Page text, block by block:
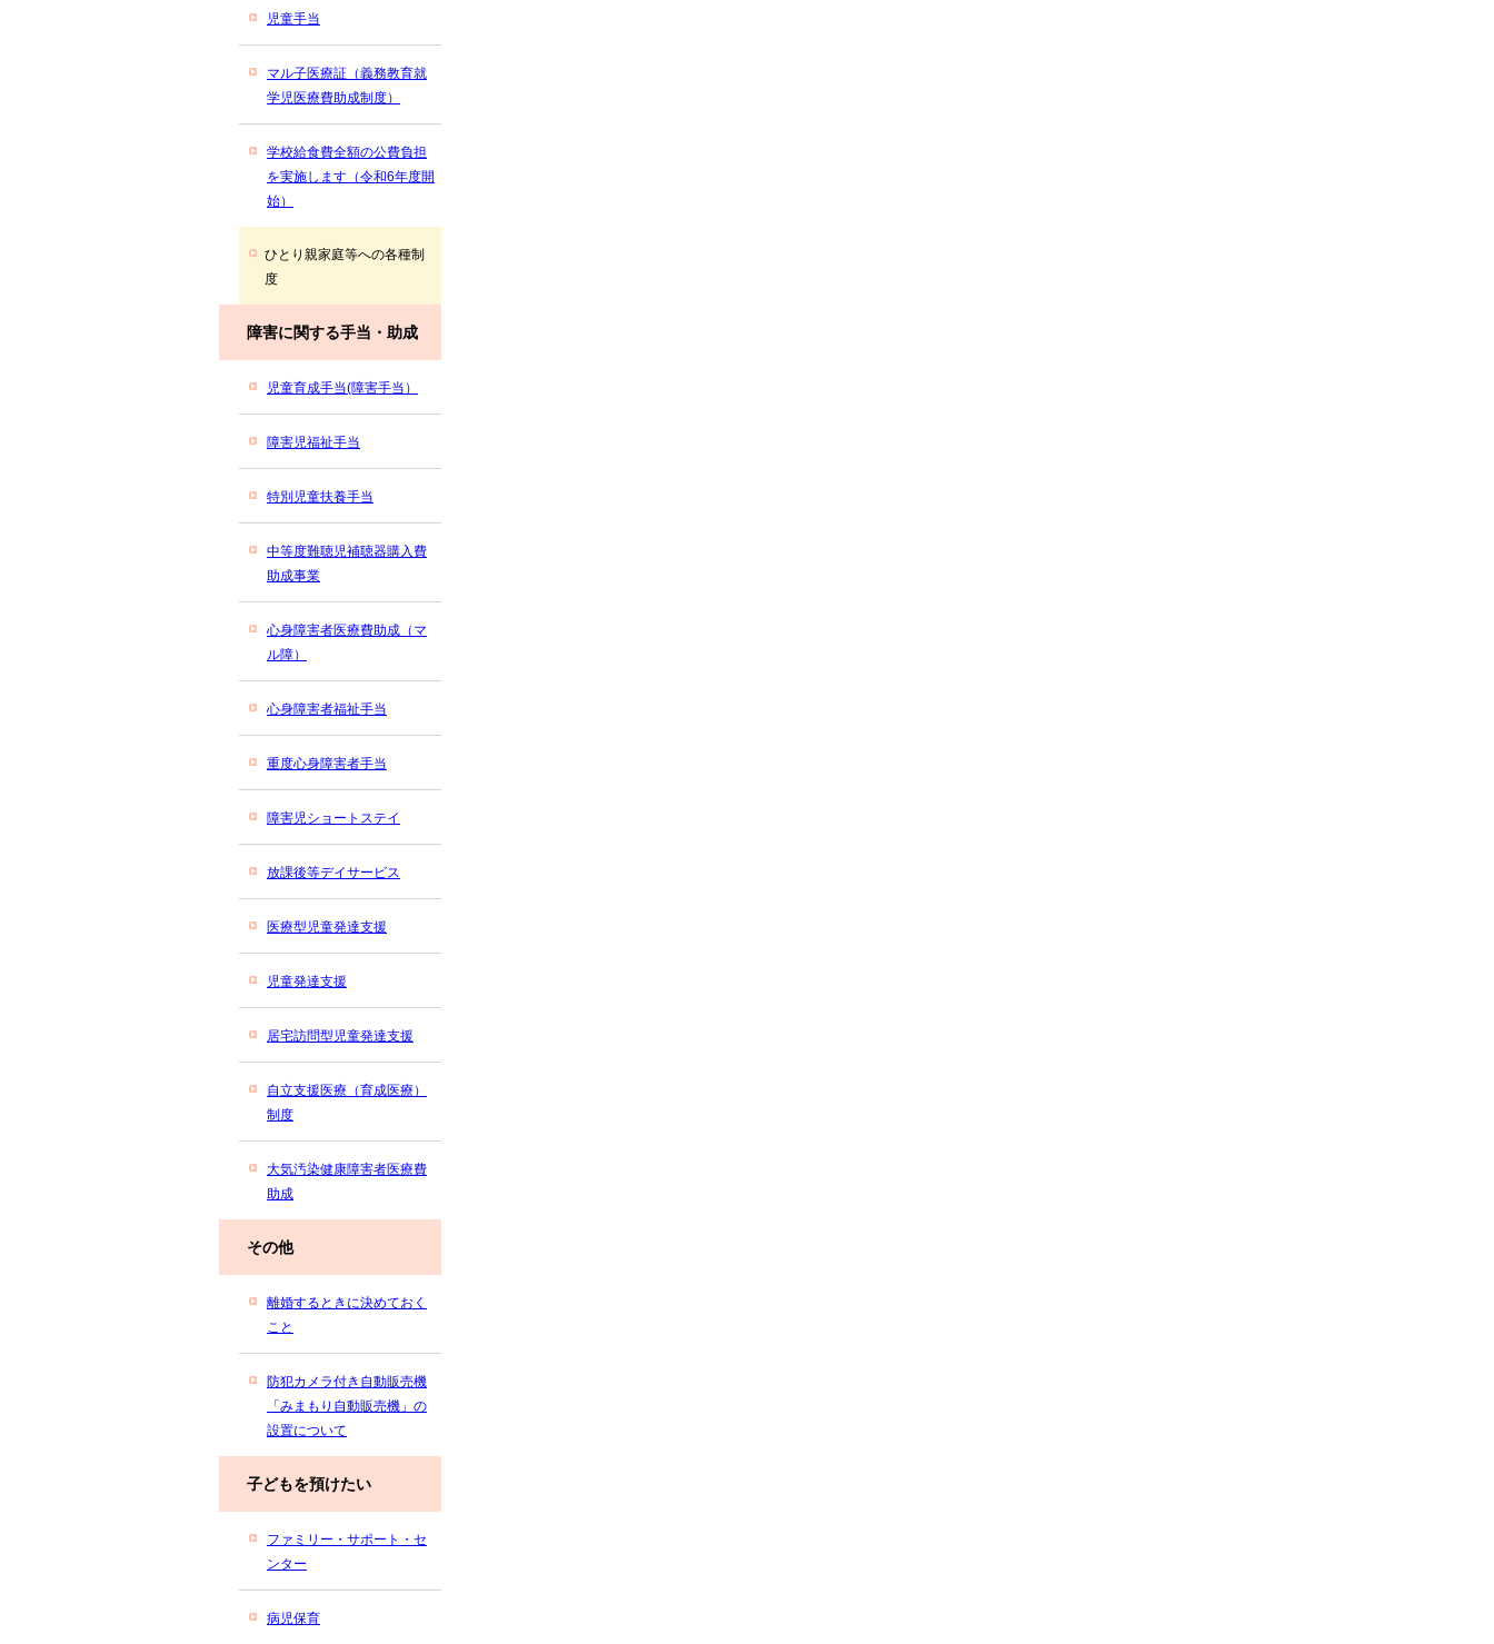
児童手当
マル子医療証（義務教育就
学児医療費助成制度）
学校給食費全額の公費負担
を実施します（令和6年度開
始）
ひとり親家庭等への各種制
度
障害に関する手当・助成
児童育成手当(障害手当）
障害児福祉手当
特別児童扶養手当
中等度難聴児補聴器購入費
助成事業
心身障害者医療費助成（マ
ル障）
心身障害者福祉手当
重度心身障害者手当
障害児ショートステイ
放課後等デイサービス
医療型児童発達支援
児童発達支援
居宅訪問型児童発達支援
自立支援医療（育成医療）
制度
大気汚染健康障害者医療費
助成
その他
離婚するときに決めておく
こと
防犯カメラ付き自動販売機
「みまもり自動販売機」の
設置について
子どもを預けたい
ファミリー・サポート・セ
ンター
病児保育